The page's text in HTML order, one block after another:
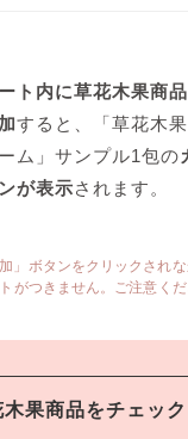
ト内に草花木果商
すると、
「草花木
ム」サンプル1包の
が表示されます。
」ボタンをクリックされ
がつきません。ご注意くだ
果商品をチェック